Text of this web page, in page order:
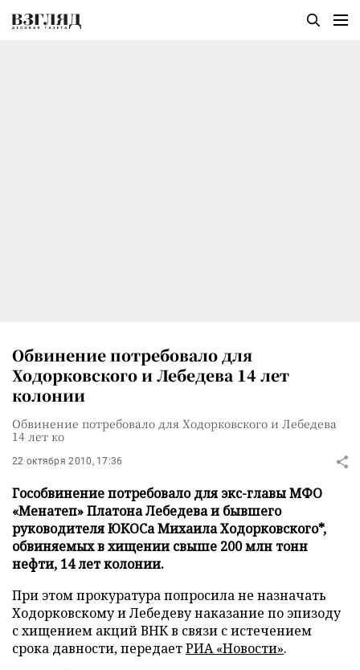
Обвинение потребовало для
Ходорковского и Лебедева 14 лет
колонии
Обвинение потребовало для Ходорковского и Лебедева
14 лет ко
22 октября 2010, 17:36
Гособвинение потребовало для экс-главы МФО
«Менатеп» Платона Лебедева и бывшего
руководителя ЮКОСа Михаила Ходорковского*,
обвиняемых в хищении свыше 200 млн тонн
нефти, 14 лет колонии.
При этом прокуратура попросила не назначать
Ходорковскому и Лебедеву наказание по эпизоду
с хищением акций ВНК в связи с истечением
срока давности, передаетРИА «Новости».